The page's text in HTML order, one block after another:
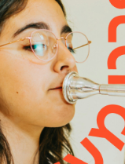
לא רק
הכירו את
של הרשת.
תחום
לקצה,
ההכשרה לאנשי
כלים
לצוותי ההוראה.